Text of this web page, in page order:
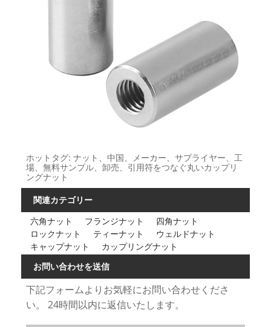
ホットタグ: ナット、中国、メーカー、サプライヤー、工
場、無料サンプル、卸売、引用符をつなぐ丸いカップリ
ングナット
関連カテゴリー
六角ナット
フランジナット
四角ナット
ロックナット
ティーナット
ウェルドナット
キャップナット
カップリングナット
お問い合わせを送信
下記フォームよりお気軽にお問い合わせくださ
い。 24時間以内に返信いたします。